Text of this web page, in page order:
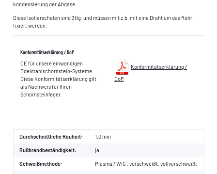
kondensierung der Abgase.
Diese Isolierschalen sind 3tlg. und müssen mit z.b, mit eine Draht um das Rohr
fixiert werden.
Konformitätserklärung / DoP
CE für unsere einwandigen
Edelstahlschornstein-Systeme.
Diese Konformitätserklärung gilt
als Nachweis für Ihren
Schornsteinfeger.
Konformitätserklärung /
DoP
Produkteigenschaft
Wert
Durchschnittliche Rauheit: 1,0 mm
Rußbrandbeständigkeit: ja
Schweißmethode: Plasma / WIG , verschweißt, vollverschweißt